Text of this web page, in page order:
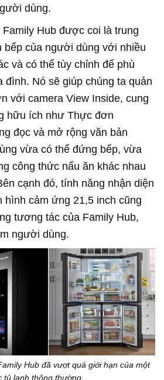
dùng.
Hub được coi là trung
bếp của người dùng với nhiều
và có thể tùy chỉnh để phù
Nó sẽ giúp chúng ta quản
với camera View Inside, cung
hữu ích như Thực đơn
đọc và mở rộng văn bản
vừa có thể đứng bếp, vừa
công thức nấu ăn khác nhau
cạnh đó, tính năng nhận diện
hình cảm ứng 21,5 inch cũng
tương tác của Family Hub,
người dùng.
Hub đã vượt quá giới hạn của một
tủ lạnh thông thường.